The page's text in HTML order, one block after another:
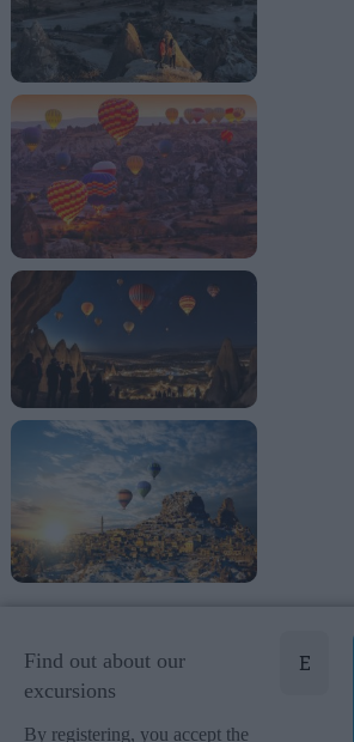
Find out about our
excursions
By registering, you accept the